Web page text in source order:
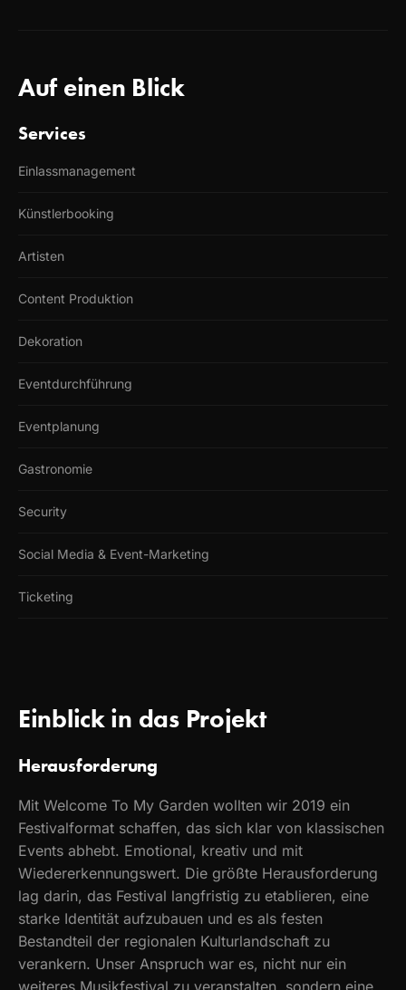
Auf einen Blick
Services
Einlassmanagement
Künstlerbooking
Artisten
Content Produktion
Dekoration
Eventdurchführung
Eventplanung
Gastronomie
Security
Social Media & Event-Marketing
Ticketing
Einblick in das Projekt
Herausforderung
Mit Welcome To My Garden wollten wir 2019 ein
Festivalformat schaffen, das sich klar von klassischen
Events abhebt. Emotional, kreativ und mit
Wiedererkennungswert. Die größte Herausforderung
lag darin, das Festival langfristig zu etablieren, eine
starke Identität aufzubauen und es als festen
Bestandteil der regionalen Kulturlandschaft zu
verankern. Unser Anspruch war es, nicht nur ein